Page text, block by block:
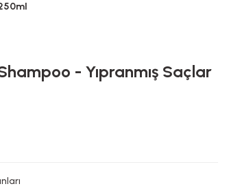
- Yıpranmış Saçlar